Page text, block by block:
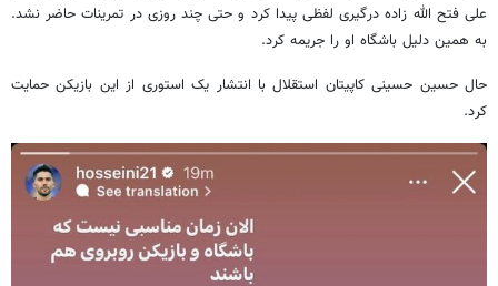
علی فتح الله زاده درگیری لفظی پیدا کرد و حتی چند روزی در تمرینات حاضر نشد.
به همین دلیل باشگاه او را جریمه کرد.
حال حسین حسینی کاپیتان استقلال با انتشار یک استوری از این بازیکن حمایت
کرد.